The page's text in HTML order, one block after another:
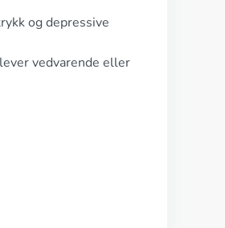
og depressive
vedvarende eller